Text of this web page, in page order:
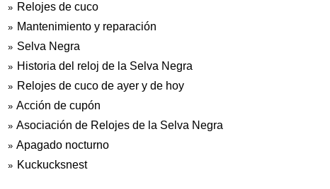
Relojes de cuco
Mantenimiento y reparación
Selva Negra
Historia del reloj de la Selva Negra
Relojes de cuco de ayer y de hoy
Acción de cupón
Asociación de Relojes de la Selva Negra
Apagado nocturno
Kuckucksnest